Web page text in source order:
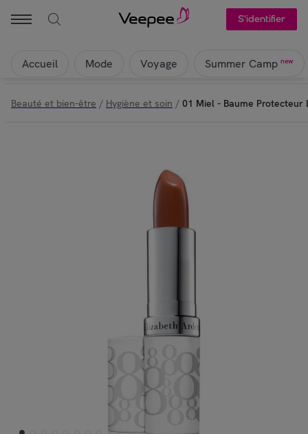
S'identifier
Accueil Mode Voyage Summer Camp new
Beauté et bien-être / Hygiène et soin / 01 Miel - Baume Protecteur
Elizabeth Arden - 01 Miel - Baume Protecteur Lèvres SPF15 | Veepee